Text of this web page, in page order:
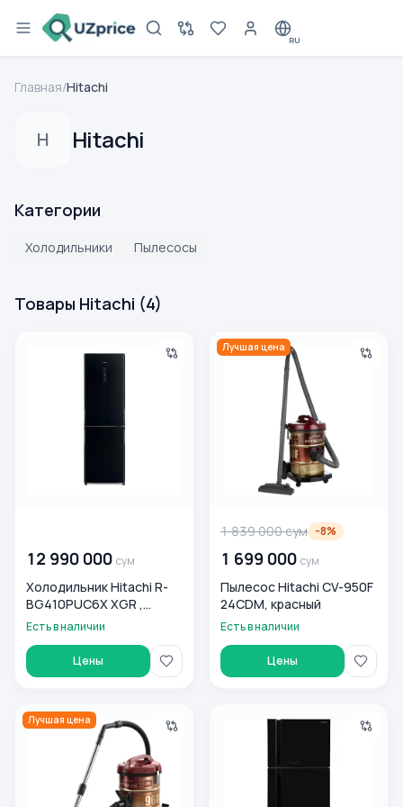
RU
Главная/Hitachi
H Hitachi
Категории
Холодильники Пылесосы
Товары Hitachi (4)
Холодильник Hitachi R-BG410PUC6X XGR , черный
12 990 000 сум
Холодильник Hitachi R-
BG410PUC6X XGR ,
черный
Есть в наличии
Цены
Пылесос Hitachi CV-950F
Лучшая цена
1 839 000сум -8%
1 699 000 сум
Пылесос Hitachi CV-950F
24CDM, красный
Есть в наличии
Цены
Пылесос Hitachi CV-960F 240CDM WR
Лучшая цена Холодильник Hitachi